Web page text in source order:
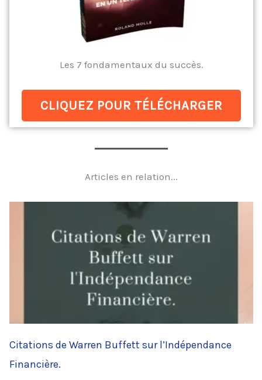
Les 7 fondamentaux du succès.
CLIQUEZ POUR TÉLÉCHARGER
Articles en relation...
Citations de Warren Buffett sur l’Indépendance
Financière.